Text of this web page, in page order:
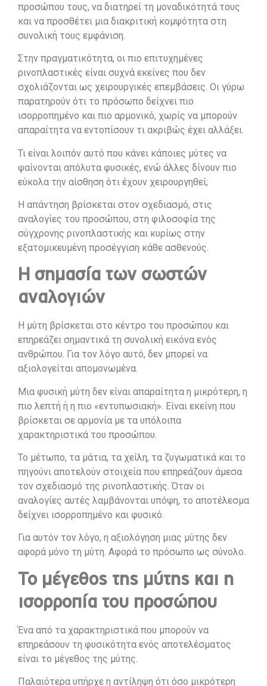
προσώπου τους, να διατηρεί τη μοναδικότητά τους
και να προσθέτει μια διακριτική κομψότητα στη
συνολική τους εμφάνιση.
Στην πραγματικότητα, οι πιο επιτυχημένες
ρινοπλαστικές είναι συχνά εκείνες που δεν
σχολιάζονται ως χειρουργικές επεμβάσεις. Οι γύρω
παρατηρούν ότι το πρόσωπο δείχνει πιο
ισορροπημένο και πιο αρμονικό, χωρίς να μπορούν
απαραίτητα να εντοπίσουν τι ακριβώς έχει αλλάξει.
Τι είναι λοιπόν αυτό που κάνει κάποιες μύτες να
φαίνονται απόλυτα φυσικές, ενώ άλλες δίνουν πιο
εύκολα την αίσθηση ότι έχουν χειρουργηθεί;
Η απάντηση βρίσκεται στον σχεδιασμό, στις
αναλογίες του προσώπου, στη φιλοσοφία της
σύγχρονης ρινοπλαστικής και κυρίως στην
εξατομικευμένη προσέγγιση κάθε ασθενούς.
Η σημασία των σωστών
αναλογιών
Η μύτη βρίσκεται στο κέντρο του προσώπου και
επηρεάζει σημαντικά τη συνολική εικόνα ενός
ανθρώπου. Για τον λόγο αυτό, δεν μπορεί να
αξιολογείται απομονωμένα.
Μια φυσική μύτη δεν είναι απαραίτητα η μικρότερη, η
πιο λεπτή ή η πιο «εντυπωσιακή». Είναι εκείνη που
βρίσκεται σε αρμονία με τα υπόλοιπα
χαρακτηριστικά του προσώπου.
Το μέτωπο, τα μάτια, τα χείλη, τα ζυγωματικά και το
πηγούνι αποτελούν στοιχεία που επηρεάζουν άμεσα
τον σχεδιασμό της ρινοπλαστικής. Όταν οι
αναλογίες αυτές λαμβάνονται υπόψη, το αποτέλεσμα
δείχνει ισορροπημένο και φυσικό.
Για αυτόν τον λόγο, η αξιολόγηση μιας μύτης δεν
αφορά μόνο τη μύτη. Αφορά το πρόσωπο ως σύνολο.
Το μέγεθος της μύτης και η
ισορροπία του προσώπου
Ένα από τα χαρακτηριστικά που μπορούν να
επηρεάσουν τη φυσικότητα ενός αποτελέσματος
είναι το μέγεθος της μύτης.
Παλαιότερα υπήρχε η αντίληψη ότι όσο μικρότερη